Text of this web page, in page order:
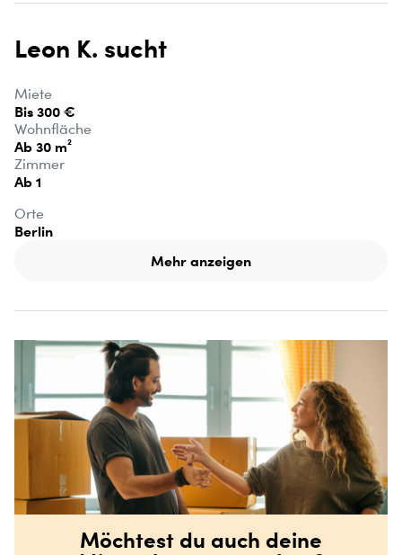
Leon K. sucht
Miete
Bis 300 €
Wohnfläche
Ab 30 m²
Zimmer
Ab 1
Orte
Berlin
Mehr anzeigen
Möchtest du auch deine